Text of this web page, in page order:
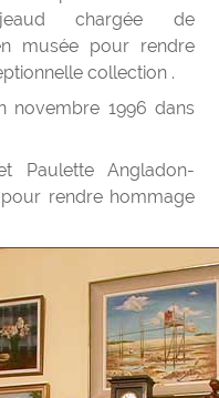
chargée de
musée pour rendre
collection .
rendre hommage